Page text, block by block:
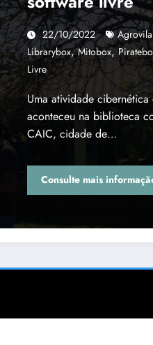
22/10/2022
Librarybox,Mitobox,
Livre
Uma atividade
aconteceu na biblioteca
CAIC, cidade de…
Consulte mais